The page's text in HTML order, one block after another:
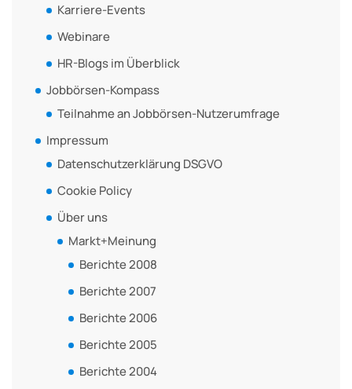
Karriere-Events
Webinare
HR-Blogs im Überblick
Jobbörsen-Kompass
Teilnahme an Jobbörsen-Nutzerumfrage
Impressum
Datenschutzerklärung DSGVO
Cookie Policy
Über uns
Markt+Meinung
Berichte 2008
Berichte 2007
Berichte 2006
Berichte 2005
Berichte 2004